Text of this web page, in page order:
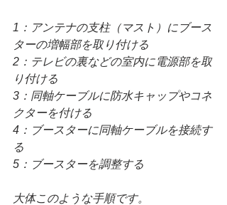
1：アンテナの支柱（マスト）にブース
ターの増幅部を取り付ける
2：テレビの裏などの室内に電源部を取
り付ける
3：同軸ケーブルに防水キャップやコネ
クターを付ける
4：ブースターに同軸ケーブルを接続す
る
5：ブースターを調整する
大体このような手順です。